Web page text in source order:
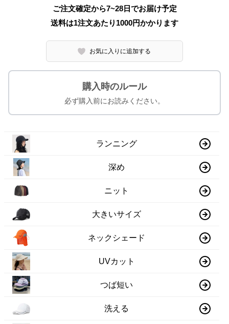
ご注文確定から7~28日でお届け予定
送料は1注文あたり 1000円かかります
お気に入りに追加する
購入時のルール
必ず購入前にお読みください。
ランニング
深め
ニット
大きいサイズ
ネックシェード
UVカット
つば短い
洗える